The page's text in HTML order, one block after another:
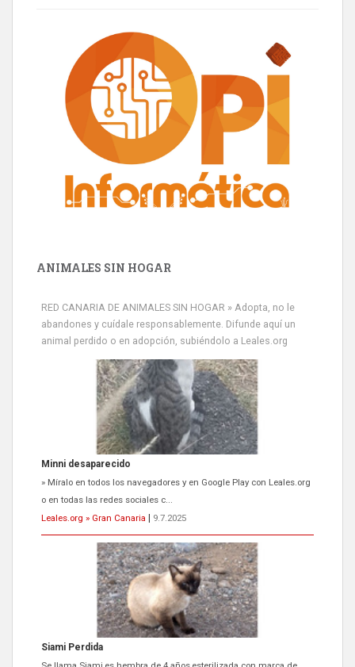
ANIMALES SIN HOGAR
RED CANARIA DE ANIMALES SIN HOGAR » Adopta, no le
abandones y cuídale responsablemente. Difunde aquí un
animal perdido o en adopción, subiéndolo a Leales.org
Minni desaparecido
» Míralo en todos los navegadores y en Google Play con Leales.org
o en todas las redes sociales c...
Leales.org » Gran Canaria
9.7.2025
Siami Perdida